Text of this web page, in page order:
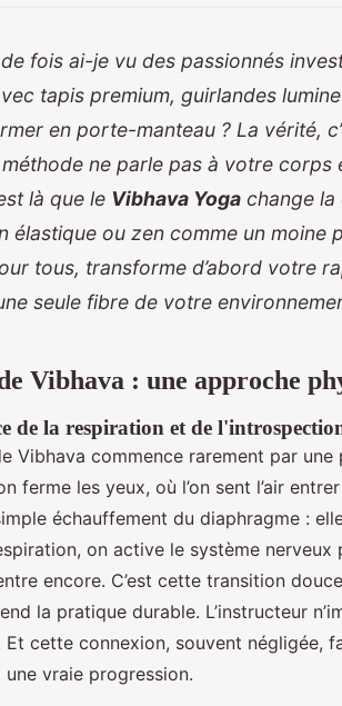
fois ai-je vu des passionnés
tapis premium, guirlandes
en porte-manteau ? La vérité,
ne parle pas à votre corps
là que le Vibhava Yoga change la
élastique ou zen comme un
tous, transforme d’abord votre
seule fibre de votre
Vibhava : une approche
de la respiration et de
Vibhava commence rarement par
ferme les yeux, où l’on sent l’air
échauffement du diaphragme :
on active le système
encore. C’est cette transition
la pratique durable. L’instructeur
Et cette connexion, souvent négligée,
une vraie progression.